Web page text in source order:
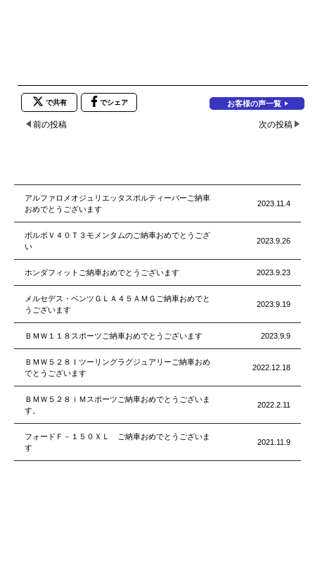
で共有 でシェア お客様の声一覧
前の投稿 次の投稿
アルファロメオジュリエッタスポルティーバーご納車
おめでとうございます
2023.11.4
ボルボＶ４０Ｔ３モメンタムのご納車おめでとうござ
い
2023.9.26
ホンダフィットご納車おめでとうございます 2023.9.23
メルセデス・ベンツＧＬＡ４５ＡＭＧご納車おめでと
うございます
2023.9.19
ＢＭＷ１１８スポーツご納車おめでとうございます 2023.9.9
ＢＭＷ５２８Ｉツーリングラグジュアリーご納車おめ
でとうございます
2022.12.18
ＢＭＷ５２８ｉＭスポーツご納車おめでとうございま
す。
2022.2.11
フォードＦ－１５０ＸＬ ご納車おめでとうございま
す
2021.11.9